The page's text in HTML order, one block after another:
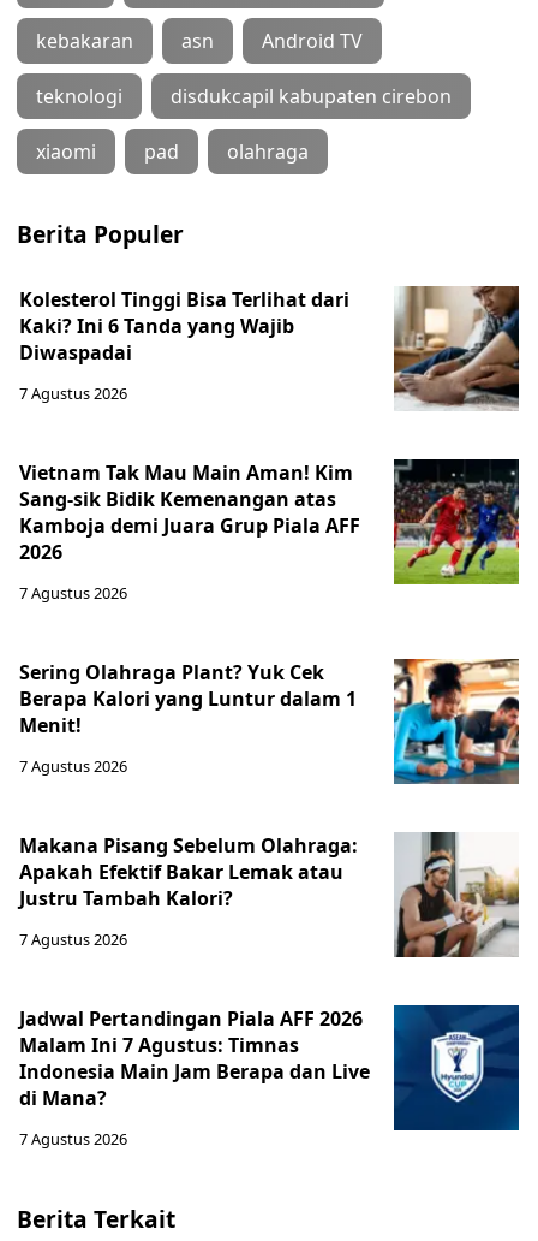
kebakaran asn Android TV
teknologi disdukcapil kabupaten cirebon
xiaomi pad olahraga
Berita Populer
Kolesterol Tinggi Bisa Terlihat dari
Kaki? Ini 6 Tanda yang Wajib
Diwaspadai
7 Agustus 2026
Vietnam Tak Mau Main Aman! Kim
Sang-sik Bidik Kemenangan atas
Kamboja demi Juara Grup Piala AFF
2026
7 Agustus 2026
Sering Olahraga Plant? Yuk Cek
Berapa Kalori yang Luntur dalam 1
Menit!
7 Agustus 2026
Makana Pisang Sebelum Olahraga:
Apakah Efektif Bakar Lemak atau
Justru Tambah Kalori?
7 Agustus 2026
Jadwal Pertandingan Piala AFF 2026
Malam Ini 7 Agustus: Timnas
Indonesia Main Jam Berapa dan Live
di Mana?
7 Agustus 2026
Berita Terkait